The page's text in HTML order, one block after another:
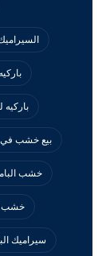
باركيه
بيع خشب في
خشب
خشب
سيراميك